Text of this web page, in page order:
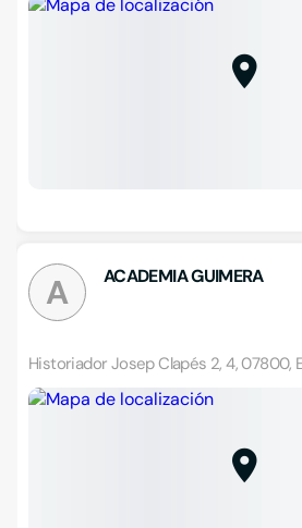
A ACADEMIA GUIMERA
Historiador Josep Clapés 2, 4, 07800,